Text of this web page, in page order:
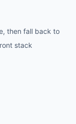
then fall back to
stack